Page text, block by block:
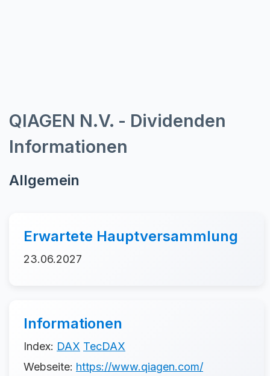
QIAGEN N.V. - Dividenden
Informationen
Allgemein
Erwartete Hauptversammlung
23.06.2027
Informationen
Index: DAX TecDAX
Webseite: https://www.qiagen.com/